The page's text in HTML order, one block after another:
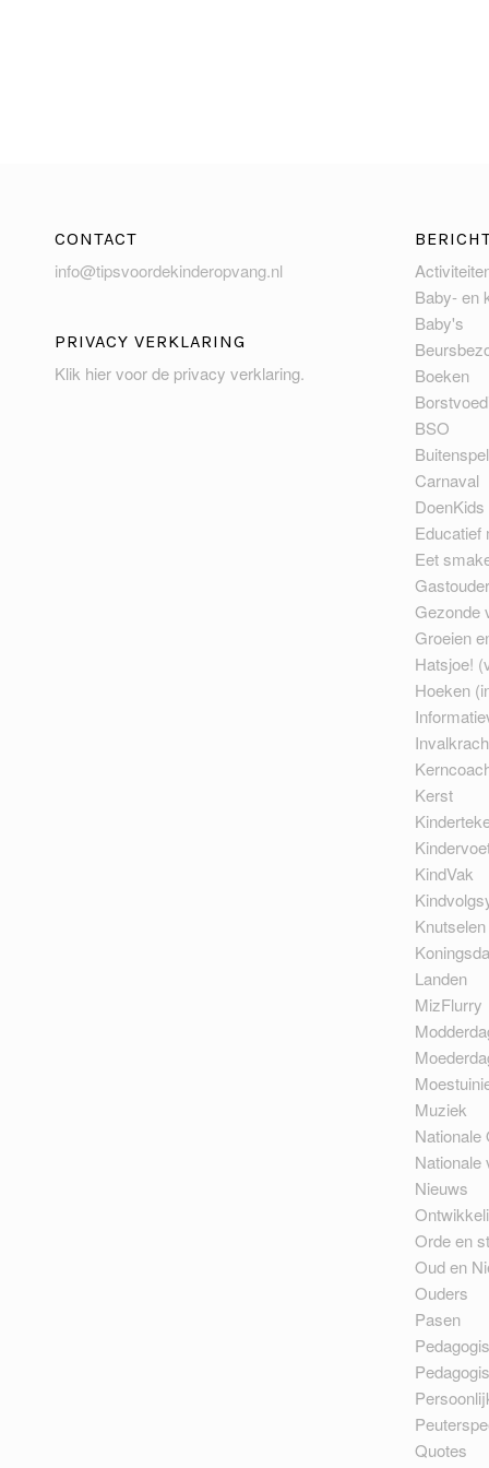
CONTACT
info@tipsvoordekinderopvang.nl
PRIVACY VERKLARING
Klik hier voor de privacy verklaring.
Baby- en
Baby's
Boeken
BSO
Carnaval
Educatief
Eet
Gezonde
Groeien
Hatsjoe!
Hoeken
Kerst
KindVak
Knutselen
Landen
MizFlurry
Muziek
Nationale
Nationale
Nieuws
Orde en
Oud en
Ouders
Pasen
Quotes